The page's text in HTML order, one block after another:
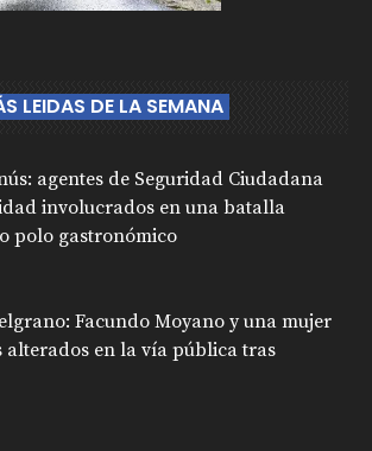
LEIDAS DE LA SEMANA
agentes de Seguridad Ciudadana
involucrados en una batalla
polo gastronómico
Facundo Moyano y una mujer
en la vía pública tras